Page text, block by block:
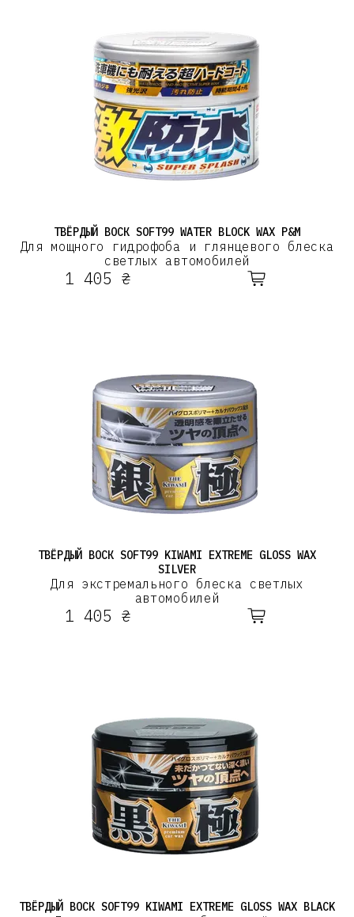
ТВЁРДЫЙ ВОСК SOFT99 WATER BLOCK WAX P&M
Для мощного гидрофоба и глянцевого блеска
светлых автомобилей
1 405 ₴
ТВЁРДЫЙ ВОСК SOFT99 KIWAMI EXTREME GLOSS WAX
SILVER
Для экстремального блеска светлых
автомобилей
1 405 ₴
ТВЁРДЫЙ ВОСК SOFT99 KIWAMI EXTREME GLOSS WAX BLACK